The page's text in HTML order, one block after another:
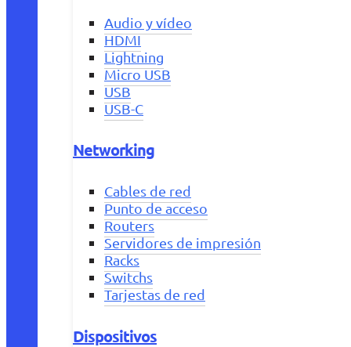
Audio y vídeo
HDMI
Lightning
Micro USB
USB
USB-C
Networking
Cables de red
Punto de acceso
Routers
Servidores de impresión
Racks
Switchs
Tarjestas de red
Dispositivos